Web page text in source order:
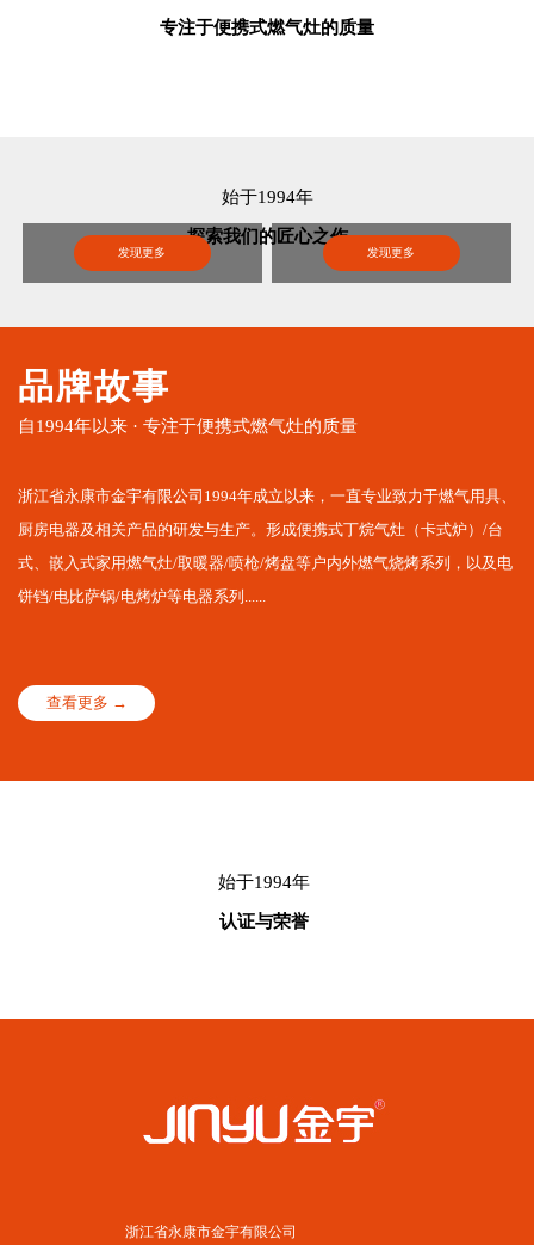
专注于便携式燃气灶的质量
始于1994年
探索我们的匠心之作
发现更多 发现更多
品牌故事
自1994年以来 · 专注于便携式燃气灶的质量
浙江省永康市金宇有限公司1994年成立以来，一直专业致力于燃气用具、
厨房电器及相关产品的研发与生产。形成便携式丁烷气灶（卡式炉）/台
式、嵌入式家用燃气灶/取暖器/喷枪/烤盘等户内外燃气烧烤系列，以及电
饼铛/电比萨锅/电烤炉等电器系列......
查看更多 →
始于1994年
认证与荣誉
浙江省永康市金宇有限公司